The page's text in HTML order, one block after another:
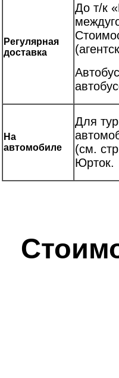
Регулярная
доставка
До т/к
На
автомобиле
Для
(см.
Юрток.